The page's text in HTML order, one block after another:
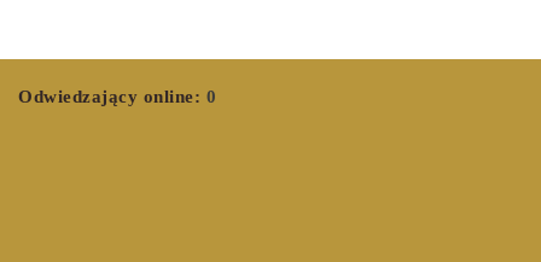
Odwiedzający online: 0